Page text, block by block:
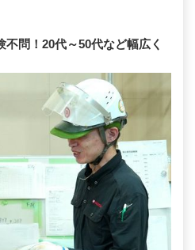
不問！20代～50代など幅広く